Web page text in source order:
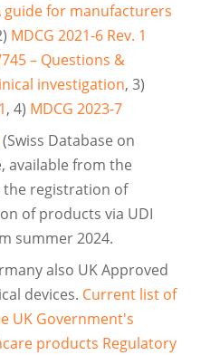
guide for manufacturers
MDCG 2021-6 Rev. 1
– Questions &
investigation, 3)
, 4) MDCG 2023-7
(Swiss Database on
available from the
the registration of
of products via UDI
summer 2024.
also UK Approved
devices. Current list of
UK Government's
products Regulatory